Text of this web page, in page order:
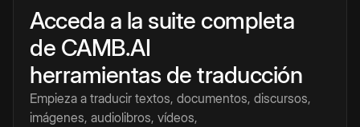
Acceda a la suite completa
de CAMB.AI
herramientas de traducción
Empieza a traducir textos, documentos, discursos,
imágenes, audiolibros, vídeos,